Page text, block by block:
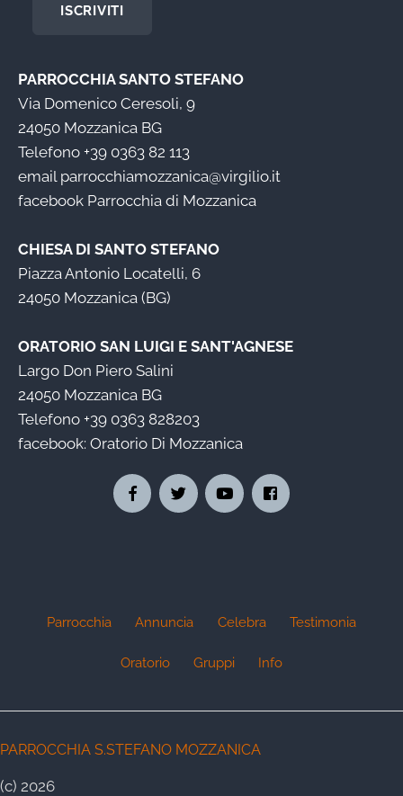
ISCRIVITI
PARROCCHIA SANTO STEFANO
Via Domenico Ceresoli, 9
24050 Mozzanica BG
Telefono +39 0363 82 113
email parrocchiamozzanica@virgilio.it
facebook Parrocchia di Mozzanica
CHIESA DI SANTO STEFANO
Piazza Antonio Locatelli, 6
24050 Mozzanica (BG)
ORATORIO SAN LUIGI E SANT'AGNESE
Largo Don Piero Salini
24050 Mozzanica BG
Telefono +39 0363 828203
facebook: Oratorio Di Mozzanica
Parrocchia Annuncia Celebra Testimonia
Oratorio Gruppi Info
PARROCCHIA S.STEFANO MOZZANICA
(c) 2026